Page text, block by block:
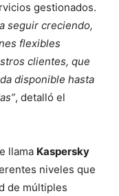
gestionados.
seguir creciendo,
flexibles
clientes, que
disponible hasta
, detalló el
llama Kaspersky
niveles que
de múltiples